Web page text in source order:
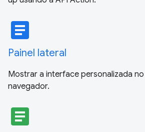
article
Painel lateral
Mostrar a interface personalizada
navegador.
article